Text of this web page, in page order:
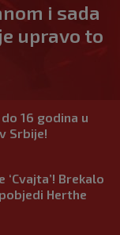
i sada
upravo to
16 godina u
Srbije!
‘Cvajta’! Brekalo
Herthe